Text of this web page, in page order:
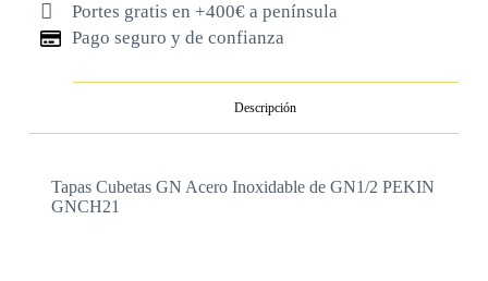
Portes gratis en +400€ a península
Pago seguro y de confianza
Descripción
Tapas Cubetas GN Acero Inoxidable de GN1/2 PEKIN
GNCH21